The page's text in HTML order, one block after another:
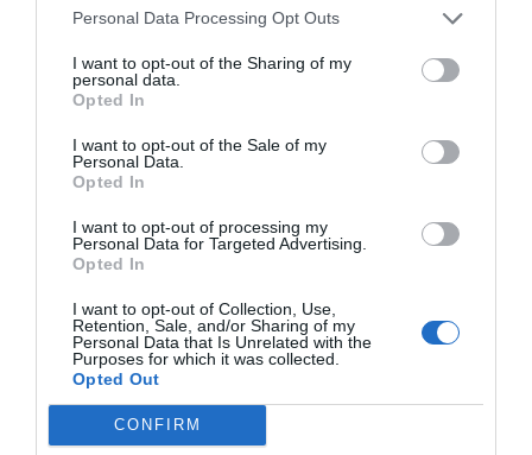
Personal Data Processing Opt Outs
I want to opt-out of the Sharing of my
personal data.
Opted In
I want to opt-out of the Sale of my
Personal Data.
Opted In
I want to opt-out of processing my
Personal Data for Targeted Advertising.
Opted In
I want to opt-out of Collection, Use,
Retention, Sale, and/or Sharing of my
Personal Data that Is Unrelated with the
Purposes for which it was collected.
Opted Out
CONFIRM
Ευάγγελος Μπουρνούς.Συζήτηση με τον ΣΥΛΛΟΓΟ ΔΙΩΝΗ για
Παρουσίαση του βιβλίου- λευκώματος της Μιράντας Παυλίδου
με τίτλο ” Η ιστορία των λιγνιτών της δυτικής Μακεδονίας